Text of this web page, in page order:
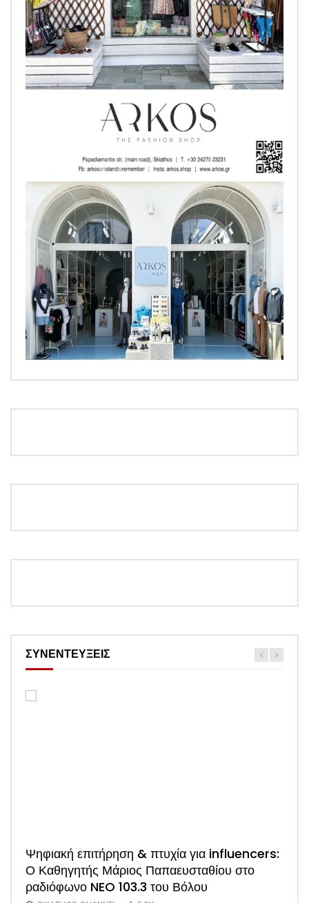
ΣΥΝΕΝΤΕΥΞΕΙΣ
Ψηφιακή επιτήρηση & πτυχία για influencers:
Ο Καθηγητής Μάριος Παπαευσταθίου στο
ραδιόφωνο NEO 103.3 του Βόλου
ΑΠΟΚΛΕΙΣΤΙΚΟ: Η πρώτη συνέντευξη του
νέου Προέδρου Ξενοδόχων Σκιάθου Άκη
Τσαρούχη (Video)